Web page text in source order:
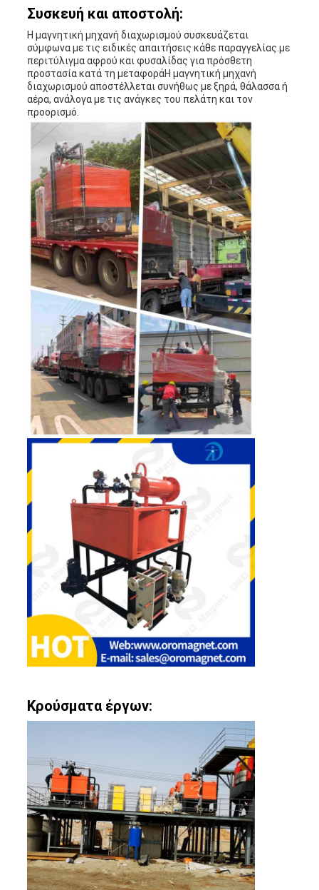
Συσκευή και αποστολή:
Η μαγνητική μηχανή διαχωρισμού συσκευάζεται
σύμφωνα με τις ειδικές απαιτήσεις κάθε παραγγελίας.με
περιτύλιγμα αφρού και φυσαλίδας για πρόσθετη
προστασία κατά τη μεταφοράΗ μαγνητική μηχανή
διαχωρισμού αποστέλλεται συνήθως με ξηρά, θάλασσα ή
αέρα, ανάλογα με τις ανάγκες του πελάτη και τον
προορισμό.
Κρούσματα έργων: